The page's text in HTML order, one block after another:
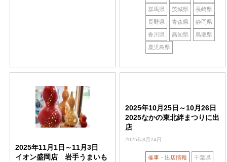
群馬県 茨城県 長崎県
長野県 青森県 静岡県
香川県 高知県 鳥取県
鹿児島県
2025年11月1日～11月3日
イオン盛岡店 岩手うまいも
2025年10月25日～10月26日
2025なかの東北絆まつりに出
店
2025年8月24日
催事・出店情報 千葉県